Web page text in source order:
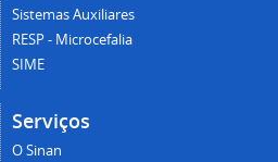
Sistemas Auxiliares
RESP - Microcefalia
SIME
Serviços
O Sinan